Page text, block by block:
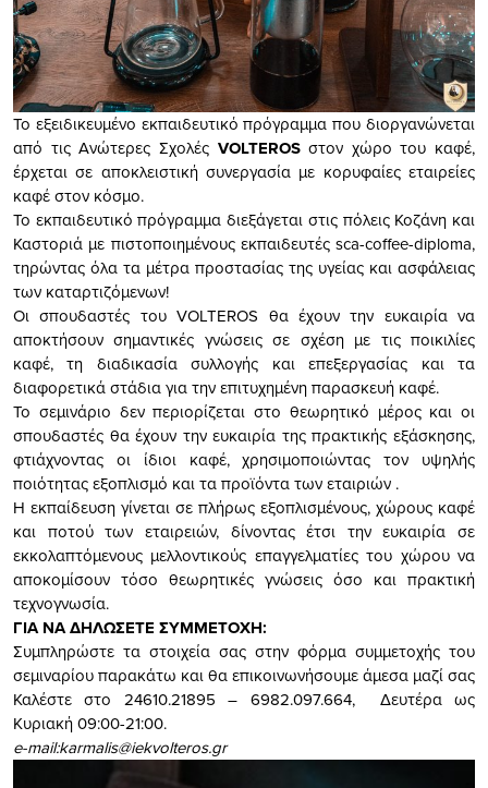
To εξειδικευμένο εκπαιδευτικό πρόγραμμα που διοργανώνεται
από τις Ανώτερες Σχολές VOLTEROSστον χώρο του καφέ,
έρχεται σε αποκλειστική συνεργασία με κορυφαίες εταιρείες
καφέ στον κόσμο.
Το εκπαιδευτικό πρόγραμμα διεξάγεται στις πόλεις Κοζάνη και
Καστοριά με πιστοποιημένους εκπαιδευτές sca-coffee-diploma,
τηρώντας όλα τα μέτρα προστασίας της υγείας και ασφάλειας
των καταρτιζόμενων!
Οι σπουδαστές του VOLTEROS θα έχουν την ευκαιρία να
αποκτήσουν σημαντικές γνώσεις σε σχέση με τις ποικιλίες
καφέ, τη διαδικασία συλλογής και επεξεργασίας και τα
διαφορετικά στάδια για την επιτυχημένη παρασκευή καφέ.
Το σεμινάριο δεν περιορίζεται στο θεωρητικό μέρος και οι
σπουδαστές θα έχουν την ευκαιρία της πρακτικής εξάσκησης,
φτιάχνοντας οι ίδιοι καφέ, χρησιμοποιώντας τον υψηλής
ποιότητας εξοπλισμό και τα προϊόντα των εταιριών .
Η εκπαίδευση γίνεται σε πλήρως εξοπλισμένους, χώρους καφέ
και ποτού των εταιρειών, δίνοντας έτσι την ευκαιρία σε
εκκολαπτόμενους μελλοντικούς επαγγελματίες του χώρου να
αποκομίσουν τόσο θεωρητικές γνώσεις όσο και πρακτική
τεχνογνωσία.
ΓΙΑ ΝΑ ΔΗΛΩΣΕΤΕ ΣΥΜΜΕΤΟΧΗ:
Συμπληρώστε τα στοιχεία σας στην φόρμα συμμετοχής του
σεμιναρίου παρακάτω και θα επικοινωνήσουμε άμεσα μαζί σας
Καλέστε στο 24610.21895 – 6982.097.664, Δευτέρα ως
Κυριακή 09:00-21:00.
e-mail:karmalis@iekvolteros.gr